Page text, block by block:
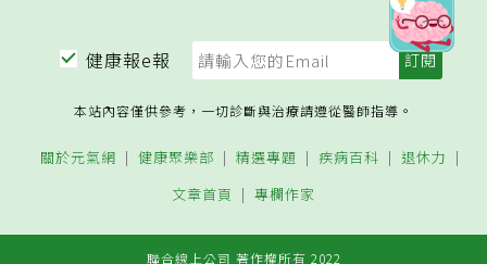
健康報e報
本站內容僅供參考，一切診斷與治療請遵從醫師指導。
關於元氣網 健康聚樂部 精選專題 疾病百科
退休力
文章首頁
專欄作家
聯合線上公司 著作權所有 2022